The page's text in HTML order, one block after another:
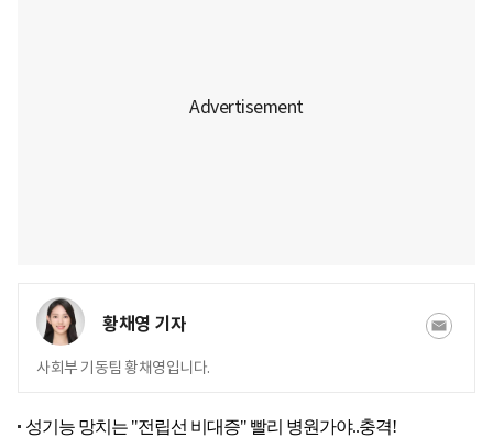
황채영 기자
사회부 기동팀 황채영입니다.